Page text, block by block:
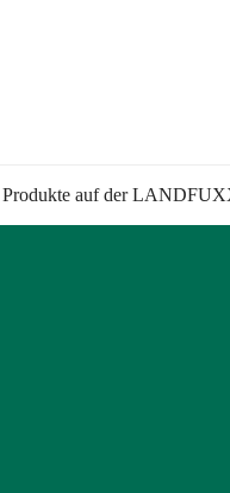
auf der